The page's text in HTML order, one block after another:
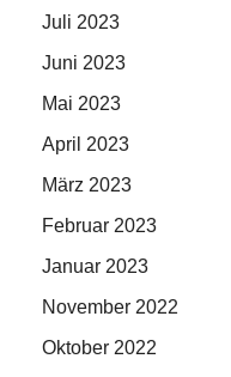
Juli 2023
Juni 2023
Mai 2023
April 2023
März 2023
Februar 2023
Januar 2023
November 2022
Oktober 2022